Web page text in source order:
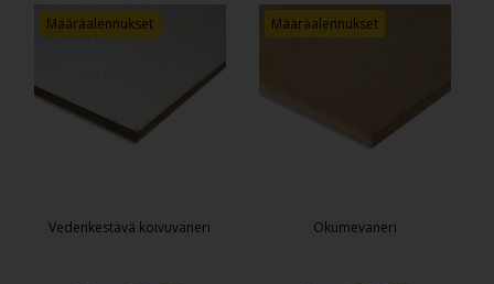
Määräalennukset
Vedenkestävä koivuvaneri
Määräalennukset
Okumevaneri